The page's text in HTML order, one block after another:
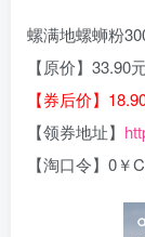
螺满地螺蛳粉
【原价】33.90
【券后价】
【领券地址】
【淘口令】0￥